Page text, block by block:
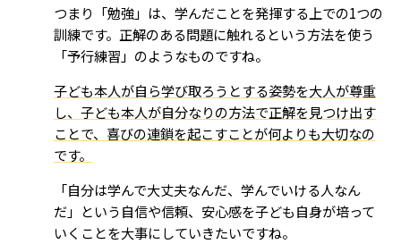
つまり「勉強」は、学んだことを発揮する上での1つの
訓練です。正解のある問題に触れるという方法を使う
「予行練習」のようなものですね。
子ども本人が自ら学び取ろうとする姿勢を大人が尊重
し、子ども本人が自分なりの方法で正解を見つけ出す
ことで、喜びの連鎖を起こすことが何よりも大切なの
です。
「自分は学んで大丈夫なんだ、学んでいける人なん
だ」という自信や信頼、安心感を子ども自身が培って
いくことを大事にしていきたいですね。